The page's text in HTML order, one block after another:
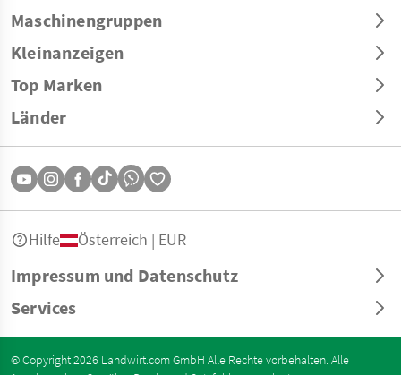
Maschinengruppen
Kleinanzeigen
Top Marken
Länder
Impressum und Datenschutz
Services
Hilfe Österreich | EUR
© Copyright 2026 Landwirt.com GmbH Alle Rechte vorbehalten. Alle